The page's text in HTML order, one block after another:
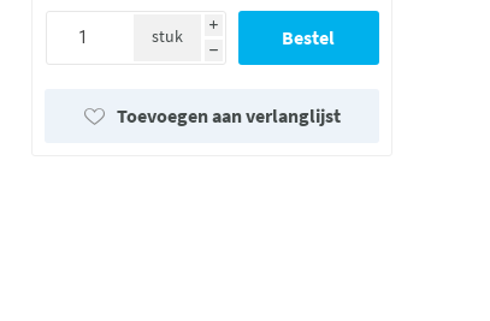
i
h
stuk
Toevoegen aan verlanglijst